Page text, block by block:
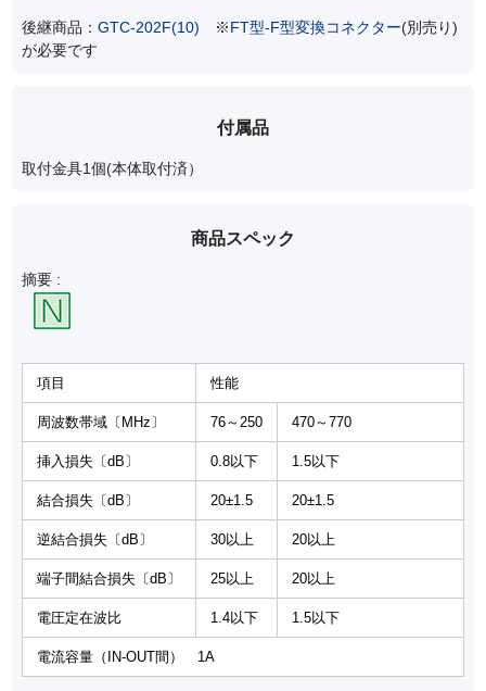
後継商品： GTC-202F(10) ※FT型-F型変換コネクター(別売り)
が必要です
付属品
取付金具1個(本体取付済）
商品スペック
摘要 :
項目 性能
周波数帯域〔MHz〕 76～250 470～770
挿入損失〔dB〕 0.8以下 1.5以下
結合損失〔dB〕 20±1.5 20±1.5
逆結合損失〔dB〕 30以上 20以上
端子間結合損失〔dB〕 25以上 20以上
電圧定在波比 1.4以下 1.5以下
電流容量（IN-OUT間） 1A